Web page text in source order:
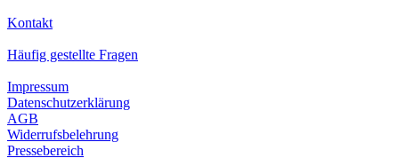
Kontakt
Häufig gestellte Fragen
Impressum
Datenschutzerklärung
AGB
Widerrufsbelehrung
Pressebereich